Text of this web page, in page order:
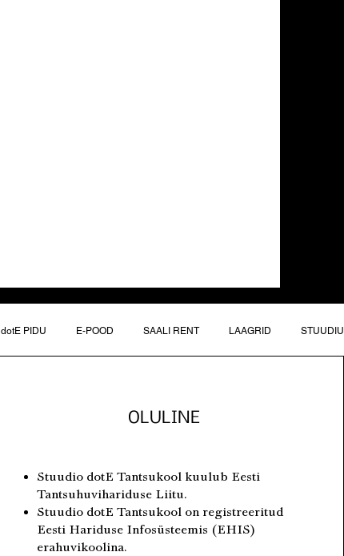
dotE PIDU E-POOD SAALI RENT LAAGRID
OLULINE
Stuudio dotE Tantsukool kuulub Eesti
Tantsuhuvihariduse Liitu.
Stuudio dotE Tantsukool on registreeritud
Eesti Hariduse Infosüsteemis (EHIS)
erahuvikoolina.